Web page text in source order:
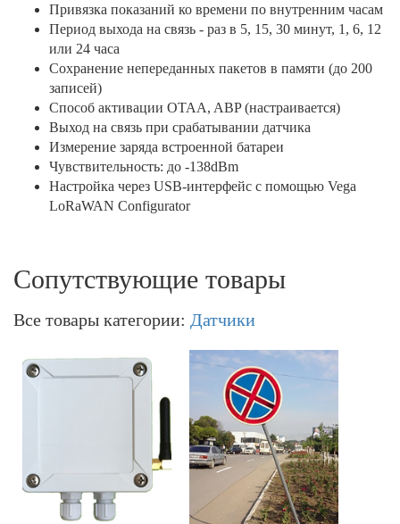
Привязка показаний ко времени по внутренним часам
Период выхода на связь - раз в 5, 15, 30 минут, 1, 6, 12
или 24 часа
Сохранение непереданных пакетов в памяти (до 200
записей)
Способ активации OTAA, ABP (настраивается)
Выход на связь при срабатывании датчика
Измерение заряда встроенной батареи
Чувствительность: до -138dBm
Настройка через USB-интерфейс с помощью Vega
LoRaWAN Configurator
Сопутствующие товары
Все товары категории: Датчики